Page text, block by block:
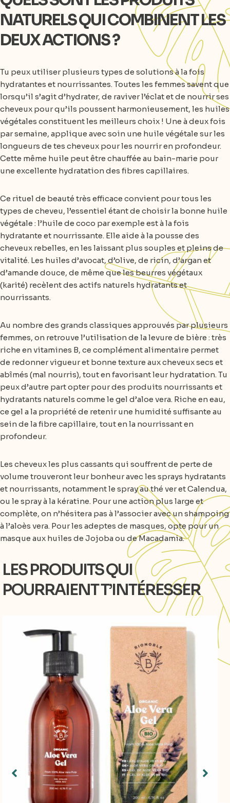
NATURELS QUI COMBINENT LES
DEUX ACTIONS ?
Tu peux utiliser plusieurs types de solutions à la fois
hydratantes et nourrissantes. Toutes les femmes savent que
lorsqu’il s’agit d’hydrater, de raviver l’éclat et de nourrir ses
cheveux pour qu’ils poussent harmonieusement, les huiles
végétales constituent les meilleurs choix ! Une à deux fois
par semaine, applique avec soin une huile végétale sur les
longueurs de tes cheveux pour les nourrir en profondeur.
Cette même huile peut être chauffée au bain-marie pour
une excellente hydratation des fibres capillaires.
Ce rituel de beauté très efficace convient pour tous les
types de cheveu, l’essentiel étant de choisir la bonne huile
végétale : l’huile de coco par exemple est à la fois
hydratante et nourrissante. Elle aide à la pousse des
cheveux rebelles, en les laissant plus souples et pleins de
vitalité. Les huiles d’avocat, d’olive, de ricin, d’argan et
d’amande douce, de même que les beurres végétaux
(karité) recèlent des actifs naturels hydratants et
nourrissants.
Au nombre des grands classiques approuvés par plusieurs
femmes, on retrouve l’utilisation de la levure de bière : très
riche en vitamines B, ce complément alimentaire permet
de redonner vigueur et bonne texture aux cheveux secs et
abîmés (mal nourris), tout en favorisant leur hydratation. Tu
peux d’autre part opter pour des produits nourrissants et
hydratants naturels comme le gel d’aloe vera. Riche en eau,
ce gel a la propriété de retenir une humidité suffisante au
sein de la fibre capillaire, tout en la nourrissant en
profondeur.
Les cheveux les plus cassants qui souffrent de perte de
volume trouveront leur bonheur avec les sprays hydratants
et nourrissants, notamment le spray au thé ver et Calendua,
ou le spray à la kératine. Pour une action plus large et
complète, on n’hésitera pas à l’associer avec un shampoing
à l’aloès vera. Pour les adeptes de masques, opte pour un
masque aux huiles de Jojoba ou de Macadamia.
LES PRODUITS QUI
POURRAIENT T’INTÉRESSER